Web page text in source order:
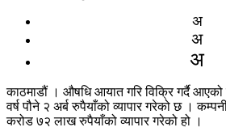
अ
अ
अ
काठमाडौं । औषधि आयात गरि विक्रि गर्दै
वर्ष पौने २ अर्ब रुपैयाँको व्यापार गरेको छ ।
करोड ७२ लाख रुपैयाँको व्यापार गरेको हो ।